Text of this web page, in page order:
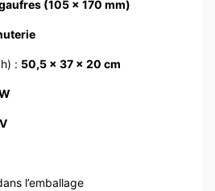
(105 x 170 mm)
: 50,5 x 37 x 20 cm
l’emballage